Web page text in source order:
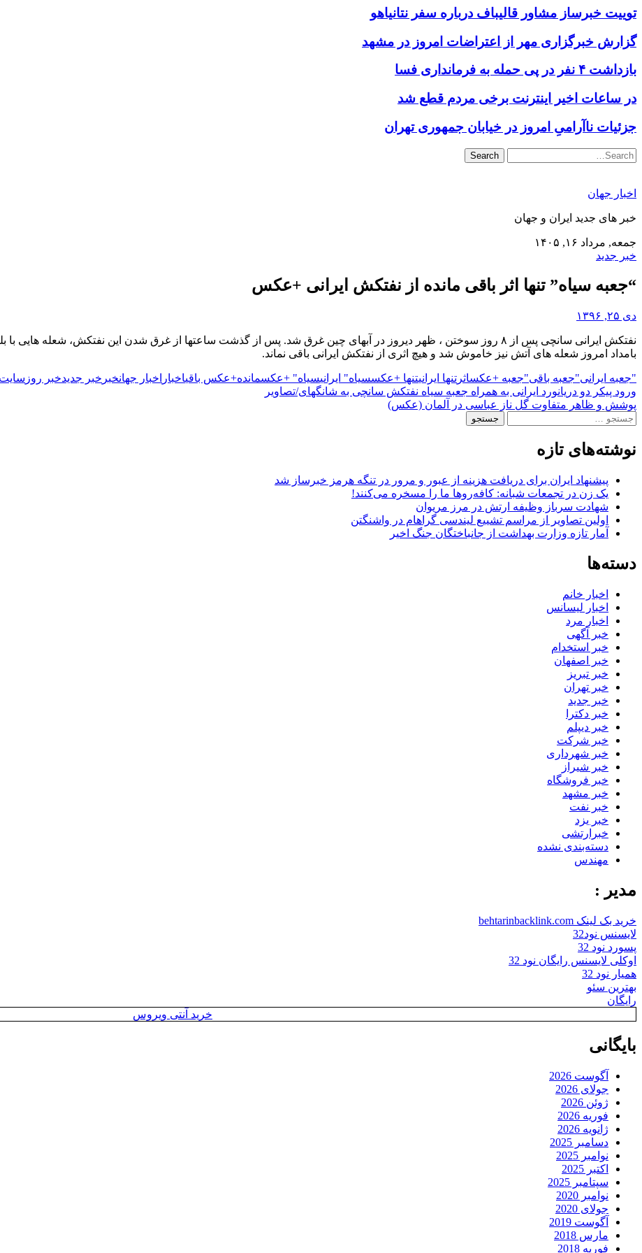
توییت خبرساز مشاور قالیباف درباره سفر نتانیاهو
گزارش خبرگزاری مهر از اعتراضات امروز در مشهد
بازداشت ۴ نفر در پی حمله به فرمانداری فسا
در ساعات اخیر اینترنت برخی مردم قطع شد
جزئیات ناآرامیِ امروز در خیابان جمهوری تهران
Search
اخبار جهان
خبر های جدید ایران و جهان
جمعه, مرداد ۱۶, ۱۴۰۵
خبر جدید
“جعبه سیاه” تنها اثر باقی مانده از نفتکش ایرانی +عکس
دی ۲۵, ۱۳۹۶
بامداد امروز شعله های آتش نیز خاموش شد و هیچ اثری از نفتکش ایرانی باقی نماند.
"جعبه ایرانی"جعبه باقی"جعبه +عکساثر تنها ایرانیتنها +عکسسیاه" ایرانیسیاه" +عکسمانده+عکس باقیاخبار اخبار جهانخبر خبر جدیدخبر روز
راهبری
نوشته‌ها
ورود پیکر دو دریانورد ایرانی به همراه جعبه سیاه نفتکش سانچی به شانگهای/تصاویر
پوشش و ظاهر متفاوت گل ناز عباسی در آلمان (عکس)
جستجو
نوشته‌های تازه
پیشنهاد ایران برای دریافت هزینه از عبور و مرور در تنگه هرمز خبرساز شد
یک زن در تجمعات شبانه: کافه‌روها ما را مسخره می‌کنند!
شهادت سرباز وظیفه ارتش در مرز مریوان
اولین تصاویر از مراسم تشییع لیندسی گراهام در واشنگتن
آمار تازه وزارت بهداشت از جانباختگان جنگ اخیر
دسته‌ها
اخبار خانم
اخبار لیسانس
اخبار مرد
خبر آگهی
خبر استخدام
خبر اصفهان
خبر تبریز
خبر تهران
خبر جدید
خبر دکترا
خبر دیپلم
خبر شرکت
خبر شهرداری
خبر شیراز
خبر فروشگاه
خبر مشهد
خبر نفت
خبر یزد
خبرارتشی
دسته‌بندی نشده
مهندس
مدیر :
خرید بک لینک behtarinbacklink.com
لایسنس نود32
پسورد نود 32
اوکلی لایسنس رایگان نود 32
همیار نود 32
بهترین سئو
رایگان
خرید آنتی ویروس
بایگانی
آگوست 2026
جولای 2026
ژوئن 2026
فوریه 2026
ژانویه 2026
دسامبر 2025
نوامبر 2025
اکتبر 2025
سپتامبر 2025
نوامبر 2020
جولای 2020
آگوست 2019
مارس 2018
فوریه 2018